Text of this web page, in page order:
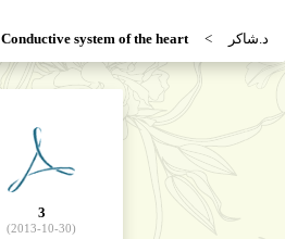
د.شاكر Conductive system of the heart
3
(2013-10-30)